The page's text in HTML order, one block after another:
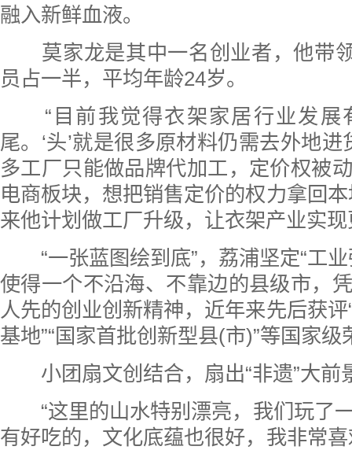
融入新鲜血液。
莫家龙是其中一名创业者，他带领
员占一半，平均年龄24岁。
“目前我觉得衣架家居行业发展
尾。‘头’就是很多原材料仍需去外地进
多工厂只能做品牌代加工，定价权被
电商板块，想把销售定价的权力拿回
来他计划做工厂升级，让衣架产业实
“一张蓝图绘到底”，荔浦坚定“工业
使得一个不沿海、不靠边的县级市，
人先的创业创新精神，近年来先后获
基地”“国家首批创新型县(市)”等国家级
小团扇文创结合，扇出“非遗”大前
“这里的山水特别漂亮，我们玩了
有好吃的，文化底蕴也很好，我非常